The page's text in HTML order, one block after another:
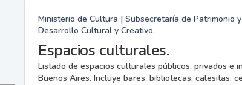
Ministerio de Cultura | Subsecretaría de Patrimonio
Desarrollo Cultural y Creativo.
Espacios culturales.
Listado de espacios culturales públicos, privados e
Buenos Aires. Incluye bares, bibliotecas, calesitas,